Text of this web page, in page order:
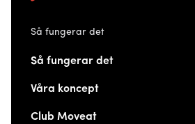
Så fungerar det
Så fungerar det
Våra koncept
Club Moveat